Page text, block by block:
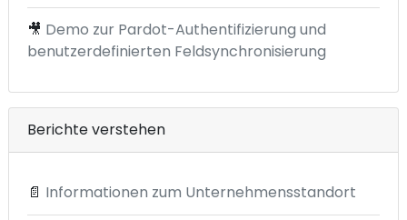
🎥 Demo zur Pardot-Authentifizierung und
benutzerdefinierten Feldsynchronisierung
Berichte verstehen
📄 Informationen zum Unternehmensstandort